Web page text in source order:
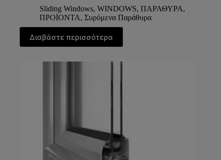
Sliding Windows, WINDOWS, ΠΑΡΑΘΥΡΑ,
ΠΡΟΪΟΝΤΑ, Συρόμενα Παράθυρα
Διαβάστε περισσότερα